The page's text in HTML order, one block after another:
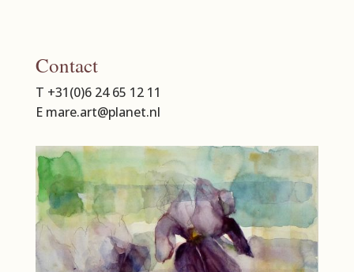
Contact
T +31(0)6 24 65 12 11
E mare.art@planet.nl